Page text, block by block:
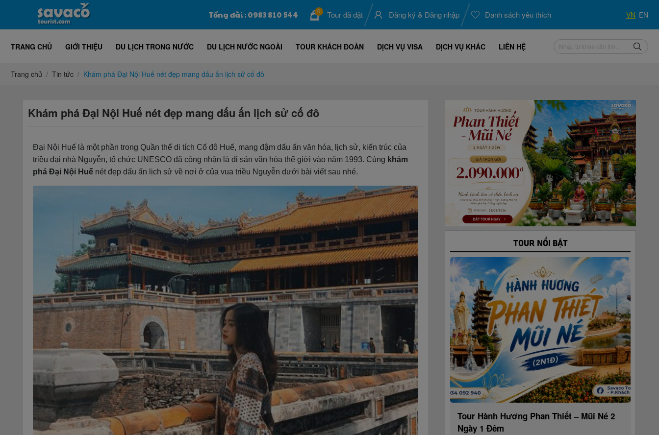
Tổng đài : 0983 810 544 0 Tour đã đặt Đăng ký &Đăng nhập Danh sách yêu thích VN EN
TRANG CHỦ GIỚI THIỆU DU LỊCH TRONG NƯỚC DU LỊCH NƯỚC NGOÀI TOUR KHÁCH ĐOÀN DỊCH VỤ VISA DỊCH VỤ KHÁC LIÊN HỆ
Trang chủ Tin tức Khám phá Đại Nội Huế nét đẹp mang dấu ấn lịch sử cố đô
Khám phá Đại Nội Huế nét đẹp mang dấu ấn lịch sử cố đô
Đại Nội Huế là một phần trong Quần thể di tích Cố đô Huế, mang đậm dấu ấn văn hóa, lịch sử, kiến trúc của
triều đại nhà Nguyễn, tổ chức UNESCO đã công nhận là di sản văn hóa thế giới vào năm 1993. Cùng khám
phá Đại Nội Huế nét đẹp dấu ấn lịch sử về nơi ở của vua triều Nguyễn dưới bài viết sau nhé.
TOUR NỔI BẬT
Tour Hành Hương Phan Thiết – Mũi Né 2
Ngày 1 Đêm